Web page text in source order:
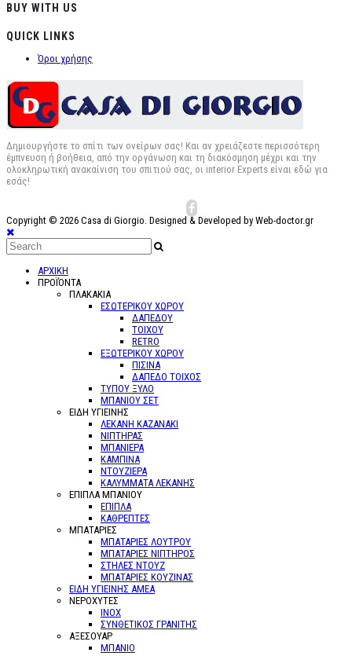
BUY WITH US
QUICK LINKS
Όροι χρήσης
Δημιουργήστε το σπίτι των ονείρων σας! Και αν χρειάζεστε περισσότερη
έμπνευση ή βοήθεια, από την οργάνωση και τη διακόσμηση μέχρι και την
ολοκληρωτική ανακαίνιση του σπιτιού σας, οι interior Experts είναι εδώ για
εσάς!
Copyright © 2026 Casa di Giorgio. Designed & Developed by Web-doctor.gr
ΑΡΧΙΚΗ
ΠΡΟΪΌΝΤΑ
ΠΛΑΚΑΚΙΑ
ΕΣΩΤΕΡΙΚΟΥ ΧΩΡΟΥ
ΔΑΠΕΔΟΥ
ΤΟΙΧΟΥ
RETRO
ΕΞΩΤΕΡΙΚΟΥ ΧΩΡΟΥ
ΠΙΣΙΝΑ
ΔΑΠΕΔΟ ΤΟΙΧΟΣ
ΤΥΠΟΥ ΞΥΛΟ
ΜΠΑΝΙΟΥ ΣΕΤ
ΕΙΔΗ ΥΓΙΕΙΝΗΣ
ΛΕΚΑΝΗ ΚΑΖΑΝΑΚΙ
ΝΙΠΤΗΡΑΣ
ΜΠΑΝΙΕΡΑ
ΚΑΜΠΙΝΑ
ΝΤΟΥΖΙΕΡΑ
ΚΑΛΥΜΜΑΤΑ ΛΕΚΑΝΗΣ
ΕΠΙΠΛΑ ΜΠΑΝΙΟΥ
ΕΠΙΠΛΑ
ΚΑΘΡΕΠΤΕΣ
ΜΠΑΤΑΡΙΕΣ
ΜΠΑΤΑΡΙΕΣ ΛΟΥΤΡΟΥ
ΜΠΑΤΑΡΙΕΣ ΝΙΠΤΗΡΟΣ
ΣΤΗΛΕΣ ΝΤΟΥΖ
ΜΠΑΤΑΡΙΕΣ ΚΟΥΖΙΝΑΣ
ΕΙΔΗ ΥΓΙΕΙΝΗΣ ΑΜΕΑ
ΝΕΡΟΧΥΤΕΣ
ΙΝΟΧ
ΣΥΝΘΕΤΙΚΟΣ ΓΡΑΝΙΤΗΣ
ΑΞΕΣΟΥΑΡ
ΜΠΑΝΙΟ